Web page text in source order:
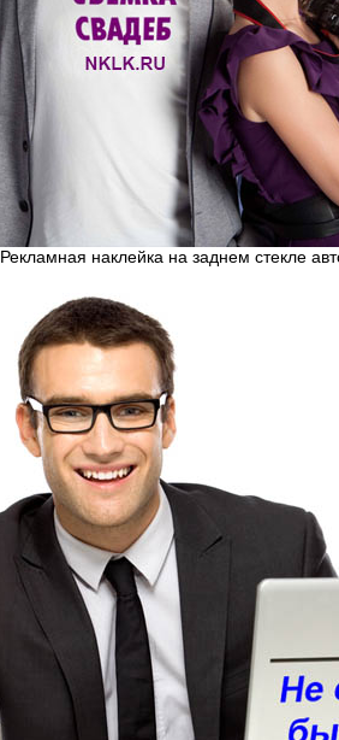
Рекламная наклейка на заднем стекле